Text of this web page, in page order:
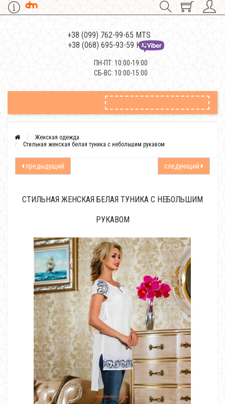
+38 (099) 762-99-65 MTS
+38 (068) 695-93-59 Kievstar
ПН-ПТ: 10:00-19:00
СБ-ВС: 10:00-15:00
Женская одежда
Стильная женская белая туника с небольшим рукавом
предыдущий следующий
СТИЛЬНАЯ ЖЕНСКАЯ БЕЛАЯ ТУНИКА С НЕБОЛЬШИМ
РУКАВОМ